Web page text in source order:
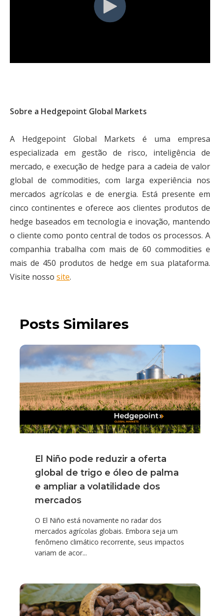
Sobre a Hedgepoint Global Markets
A Hedgepoint Global Markets é uma empresa
especializada em gestão de risco, inteligência de
mercado, e execução de hedge para a cadeia de valor
global de commodities, com larga experiência nos
mercados agrícolas e de energia. Está presente em
cinco continentes e oferece aos clientes produtos de
hedge baseados em tecnologia e inovação, mantendo
o cliente como ponto central de todos os processos. A
companhia trabalha com mais de 60 commodities e
mais de 450 produtos de hedge em sua plataforma.
Visite nosso site.
Posts Similares
El Niño pode reduzir a oferta
global de trigo e óleo de palma
e ampliar a volatilidade dos
mercados
O El Niño está novamente no radar dos
mercados agrícolas globais. Embora seja um
fenômeno climático recorrente, seus impactos
variam de acor...